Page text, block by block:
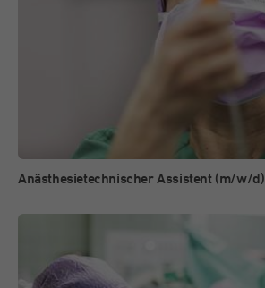
Anästhesietechnischer Assistent (m/w/d)